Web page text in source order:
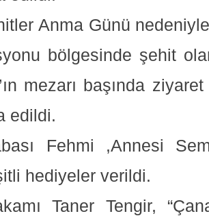
Anma Günü
bölgesinde şehit
mezarı başında
edildi.
Fehmi ,Annesi
hediyeler verildi.
Taner Tengir,